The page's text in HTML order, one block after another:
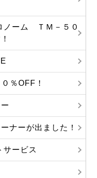
ノーム ＴＭ－５０
％OFF！
ナーが出ました！
サービス